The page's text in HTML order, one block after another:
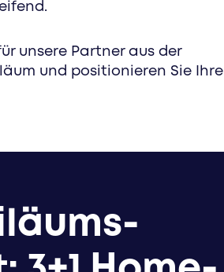
unsere Partner aus der
und positionieren Sie Ihre